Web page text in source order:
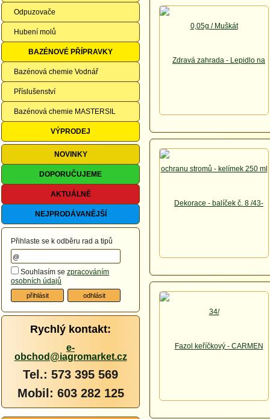
Odpuzovače
Hubení molů
BAZÉNOVÉ PŘÍPRAVKY
Bazénová chemie Vodnář
Příslušenství
Bazénová chemie MASTERSIL
VÝPRODEJ
NOVINKY
DOPORUČUJEME
AKTUÁLNĚ
NEJPRODÁVANĚJŠÍ
Přihlaste se k odběru rad a tipů
Souhlasím se zpracováním
osobních údajů
Rychlý kontakt:
e-
obchod@iagromarket.cz
Tel.: 573 395 569
Mobil: 603 282 125